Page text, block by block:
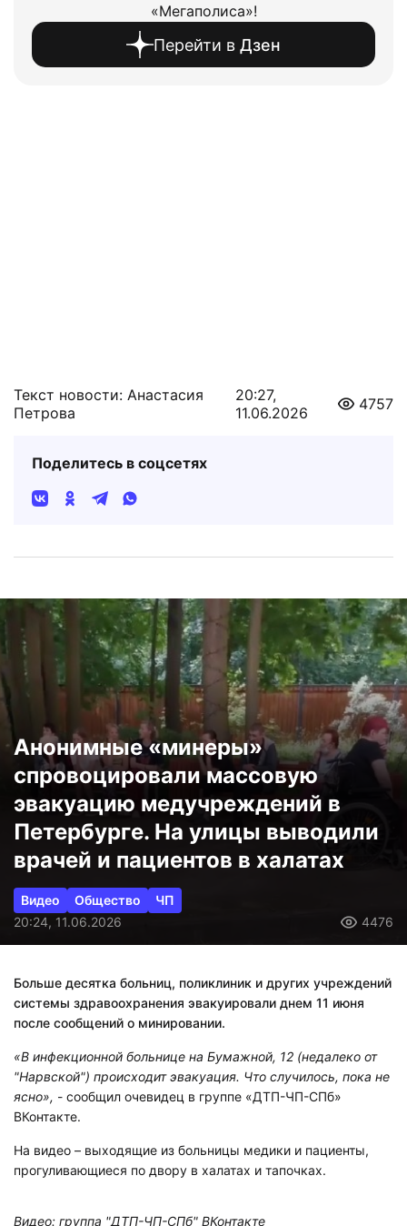
«Мегаполиса»!
Перейти в Дзен
Текст новости: Анастасия
Петрова
20:27,
11.06.2026
4757
Поделитесь в соцсетях
Анонимные «минеры»
спровоцировали массовую
эвакуацию медучреждений в
Петербурге. На улицы выводили
врачей и пациентов в халатах
Видео Общество
ЧП
20:24, 11.06.2026
4476
Больше десятка больниц, поликлиник и других учреждений
системы здравоохранения эвакуировали днем 11 июня
после сообщений о минировании.
«В инфекционной больнице на Бумажной, 12 (недалеко от
"Нарвской") происходит эвакуация. Что случилось, пока не
ясно», - сообщил очевидец в группе «ДТП-ЧП-СПб»
ВКонтакте.
На видео – выходящие из больницы медики и пациенты,
прогуливающиеся по двору в халатах и тапочках.
Видео: группа "ДТП-ЧП-СПб" ВКонтакте